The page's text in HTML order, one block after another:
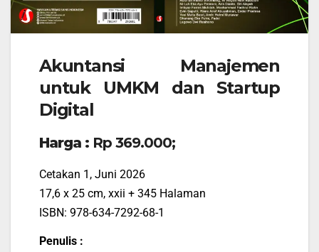
Akuntansi Manajemen
untuk UMKM dan Startup
Digital
Harga : Rp 369.000;
Cetakan 1, Juni 2026
17,6 x 25 cm, xxii + 345 Halaman
ISBN: 978-634-7292-68-1
Penulis :